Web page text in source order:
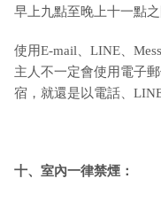
早上九點至晚上十一點之
使用E-mail、LINE、
主人不一定會使用電子
宿，就還是以電話、
十、室內一律禁煙：